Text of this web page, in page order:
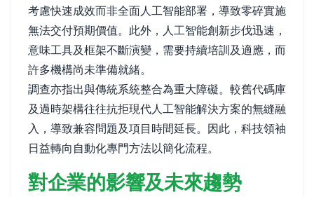
考慮快速成效而非全面人工智能部署，導致零碎實施
無法交付預期價值。此外，人工智能創新步伐迅速，
意味工具及框架不斷演變，需要持續培訓及適應，而
許多機構尚未準備就緒。
調查亦指出與傳統系統整合為重大障礙。較舊代碼庫
及過時架構往往抗拒現代人工智能解決方案的無縫融
入，導致兼容問題及項目時間延長。因此，科技領袖
日益轉向自動化專門方法以簡化流程。
對企業的影響及未來趨勢